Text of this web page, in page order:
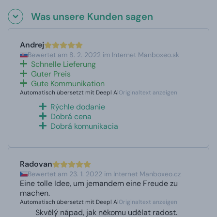
Was unsere Kunden sagen
Andrej
Bewertet am 8. 2. 2022 im Internet Manboxeo.sk
Schnelle Lieferung
Guter Preis
Gute Kommunikation
Automatisch übersetzt mit Deepl AiOriginaltext anzeigen
Rýchle dodanie
Dobrá cena
Dobrá komunikacia
Radovan
Bewertet am 23. 1. 2022 im Internet Manboxeo.cz
Eine tolle Idee, um jemandem eine Freude zu
machen.
Automatisch übersetzt mit Deepl AiOriginaltext anzeigen
Skvělý nápad, jak někomu udělat radost.